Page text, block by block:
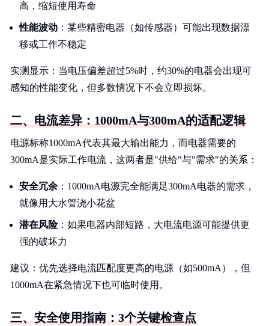
高，缩短使用寿命
性能波动 ：某些精密电器（如传感器）可能出现数据漂
移或工作不稳定
实测显示：当电压偏差超过5%时，约30%的电器会出现可
感知的性能变化，但多数情况下不会立即损坏。
二、电流差异：1000mA与300mA的适配逻辑
电源标称1000mA代表其最大输出能力，而电器需要的
300mA是实际工作电流，这两者是"供给"与"需求"的关系：
安全冗余 ：1000mA电源完全能满足300mA电器的需求，
就像用大水管浇小花盆
潜在风险：如果电器内部短路，大电流电源可能提供更
强的破坏力
建议：优先选择电流匹配度更高的电源（如500mA），但
1000mA在紧急情况下也可临时使用。
三、安全使用指南：3个关键检查点